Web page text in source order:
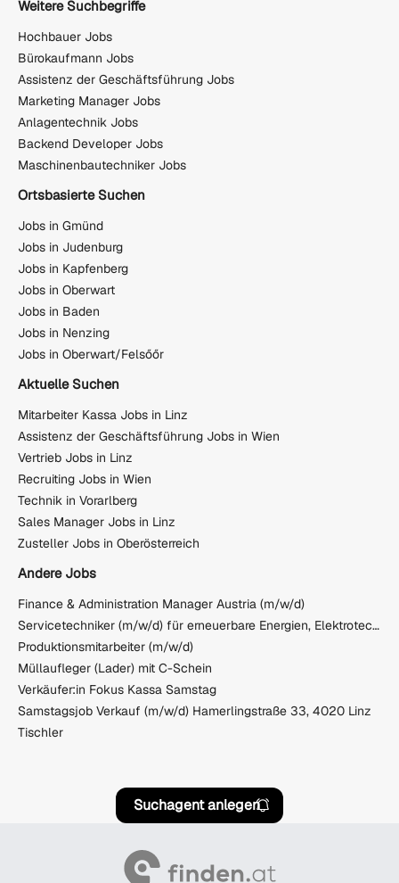
Weitere Suchbegriffe
Hochbauer Jobs
Bürokaufmann Jobs
Assistenz der Geschäftsführung Jobs
Marketing Manager Jobs
Anlagentechnik Jobs
Backend Developer Jobs
Maschinenbautechniker Jobs
Ortsbasierte Suchen
Jobs in Gmünd
Jobs in Judenburg
Jobs in Kapfenberg
Jobs in Oberwart
Jobs in Baden
Jobs in Nenzing
Jobs in Oberwart/Felsőőr
Aktuelle Suchen
Mitarbeiter Kassa Jobs in Linz
Assistenz der Geschäftsführung Jobs in Wien
Vertrieb Jobs in Linz
Recruiting Jobs in Wien
Technik in Vorarlberg
Sales Manager Jobs in Linz
Zusteller Jobs in Oberösterreich
Andere Jobs
Finance & Administration Manager Austria (m/w/d)
Servicetechniker (m/w/d) für erneuerbare Energien, Elektrotechnik und E-Mobilität
Produktionsmitarbeiter (m/w/d)
Müllaufleger (Lader) mit C-Schein
Verkäufer:in Fokus Kassa Samstag
Samstagsjob Verkauf (m/w/d) Hamerlingstraße 33, 4020 Linz
Tischler
Suchagent anlegen